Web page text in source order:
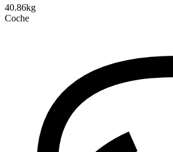
40.86kg
Coche